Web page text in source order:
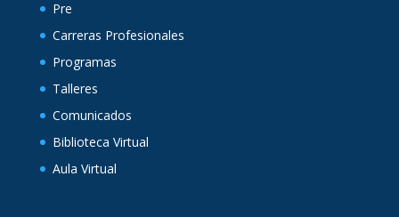
Pre
Carreras Profesionales
Programas
Talleres
Comunicados
Biblioteca Virtual
Aula Virtual